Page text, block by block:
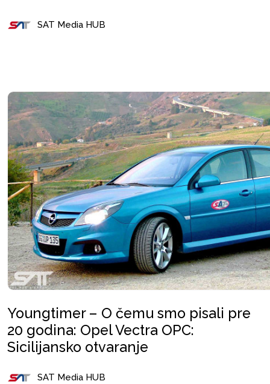
SAT Media HUB
Youngtimer – O čemu smo pisali pre
20 godina: Opel Vectra OPC:
Sicilijansko otvaranje
SAT Media HUB